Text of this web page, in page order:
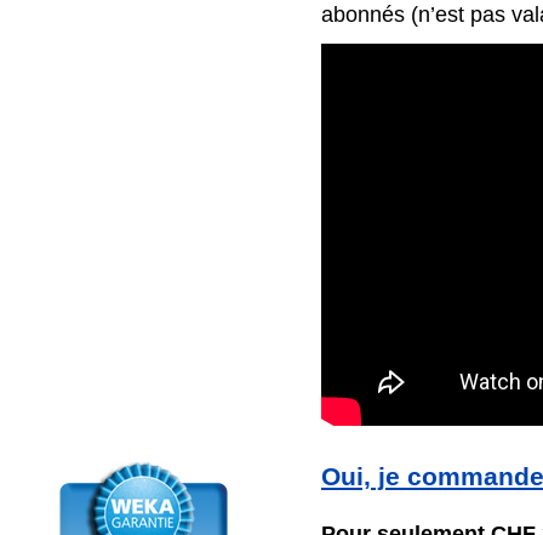
abonnés (n’est pas
Oui, je